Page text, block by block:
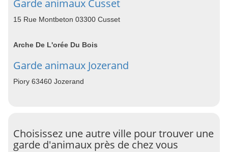
Garde animaux Cusset
15 Rue Montbeton 03300 Cusset
Arche De L'orée Du Bois
Garde animaux Jozerand
Piory 63460 Jozerand
Choisissez une autre ville pour trouver une
garde d'animaux près de chez vous